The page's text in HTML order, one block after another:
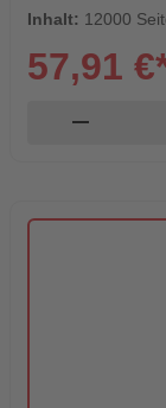
Inhalt: 12000
57,91
remove